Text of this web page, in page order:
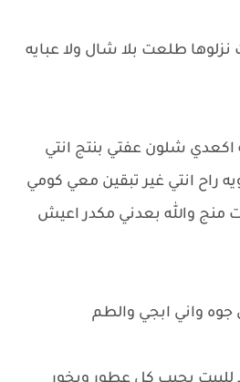
نزلوها طلعت بلا شال ولا عبايه
شلون عفتي بنتج انتي
راح انتي غير تبقين معي كومي
منج والله بعدني مكدر اعيش
واني ابجي والطم